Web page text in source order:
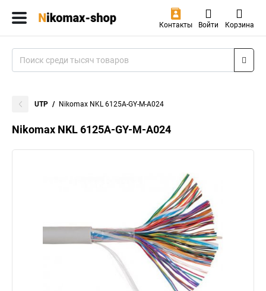
Контакты Войти Корзина
UTP Nikomax NKL 6125A-GY-M-A024
Nikomax NKL 6125A-GY-M-A024